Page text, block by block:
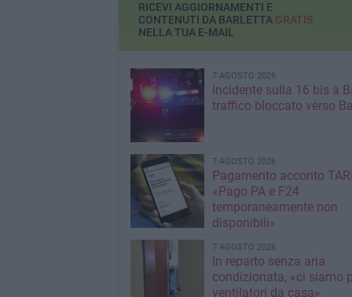
RICEVI AGGIORNAMENTI E
CONTENUTI DA BARLETTA GRATIS
NELLA TUA E-MAIL
7 AGOSTO 2026
Incidente sulla 16 bis a
traffico bloccato verso
7 AGOSTO 2026
Pagamento acconto
«Pago PA e F24
temporaneamente non
disponibili»
7 AGOSTO 2026
In reparto senza aria
condizionata, «ci siamo
ventilatori da casa»